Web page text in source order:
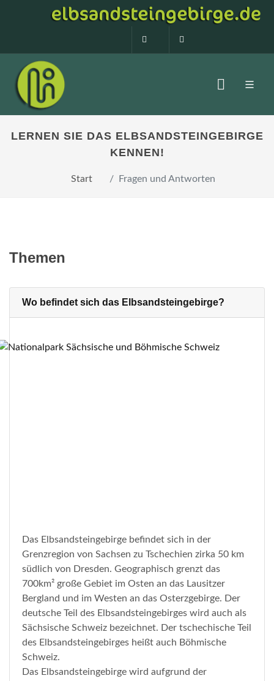
0160 99873408
LERNEN SIE DAS ELBSANDSTEINGEBIRGE
KENNEN!
Start Fragen und Antworten
Themen
Wo befindet sich das Elbsandsteingebirge?
Das Elbsandsteingebirge befindet sich in der
Grenzregion von Sachsen zu Tschechien zirka 50 km
südlich von Dresden. Geographisch grenzt das
700km² große Gebiet im Osten an das Lausitzer
Bergland und im Westen an das Osterzgebirge. Der
deutsche Teil des Elbsandsteingebirges wird auch als
Sächsische Schweiz bezeichnet. Der tschechische Teil
des Elbsandsteingebirges heißt auch Böhmische
Schweiz.
Das Elbsandsteingebirge wird aufgrund der